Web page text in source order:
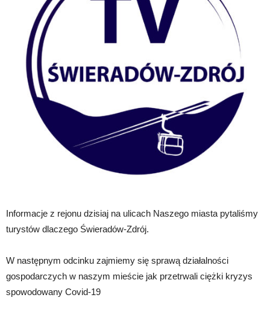
Informacje z rejonu dzisiaj na ulicach Naszego miasta pytaliśmy
turystów dlaczego Świeradów-Zdrój.
W następnym odcinku zajmiemy się sprawą działalności
gospodarczych w naszym mieście jak przetrwali ciężki kryzys
spowodowany Covid-19